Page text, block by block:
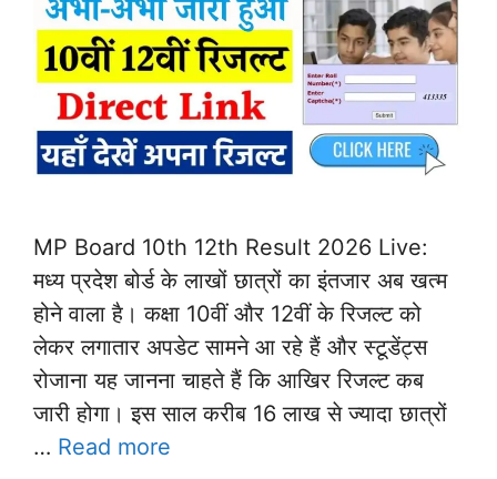
MP Board 10th 12th Result 2026 Live:
मध्य प्रदेश बोर्ड के लाखों छात्रों का इंतजार अब खत्म
होने वाला है। कक्षा 10वीं और 12वीं के रिजल्ट को
लेकर लगातार अपडेट सामने आ रहे हैं और स्टूडेंट्स
रोजाना यह जानना चाहते हैं कि आखिर रिजल्ट कब
जारी होगा। इस साल करीब 16 लाख से ज्यादा छात्रों
… Read more